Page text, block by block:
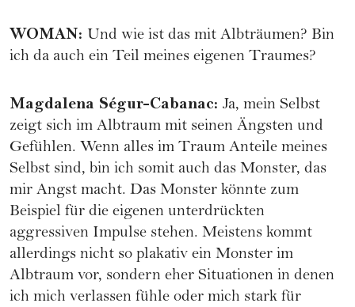
WOMAN: Und wie ist das mit Albträumen? Bin
ich da auch ein Teil meines eigenen Traumes?
Magdalena Ségur-Cabanac: Ja, mein Selbst
zeigt sich im Albtraum mit seinen Ängsten und
Gefühlen. Wenn alles im Traum Anteile meines
Selbst sind, bin ich somit auch das Monster, das
mir Angst macht. Das Monster könnte zum
Beispiel für die eigenen unterdrückten
aggressiven Impulse stehen. Meistens kommt
allerdings nicht so plakativ ein Monster im
Albtraum vor, sondern eher Situationen in denen
ich mich verlassen fühle oder mich stark für